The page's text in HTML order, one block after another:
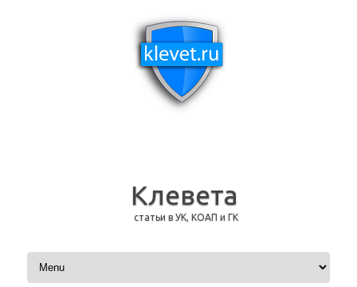
Клевета
статьи в УК, КОАП и ГК
Перейти к содержимому